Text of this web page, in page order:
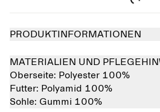
PRODUKTINFORMATIONEN
MATERIALIEN UND
Oberseite: Polyester 100%
Futter: Polyamid 100%
Sohle: Gummi 100%